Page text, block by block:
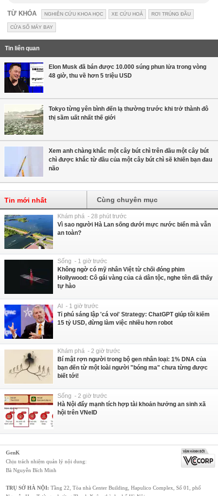
TỪ KHÓA NGHIÊN CỨU KHOA HỌC XE CỨU HOẢ RƠI TRÚNG ĐẦU
CỬA SỔ MÁY BAY
Tin liên quan
Elon Musk đã bán được 10.000 súng phun lửa trong vòng
48 giờ, thu về hơn 5 triệu USD
Tokyo từng yên bình đến lạ thường trước khi trở thành đô
thị sầm uất nhất thế giới
Xem anh chàng khắc một cây bút chì trên đầu một cây bút
chì được khắc từ đầu của một cây bút chì sẽ khiến bạn đau
não
Tin mới nhất Cùng chuyên mục
Khám phá - 28 phút trước
Vì sao người Hà Lan sống dưới mực nước biển mà vẫn
an toàn?
Sống - 1 giờ trước
Không ngờ có mỹ nhân Việt từ chối đóng phim
Hollywood: Cô gái vàng của cả dân tộc, nghe tên đã thấy
tự hào
AI - 1 giờ trước
Tỉ phú sáng lập 'cá voi' Strategy: ChatGPT giúp tôi kiếm
15 tỷ USD, đừng làm việc nhiều hơn robot
Khám phá - 2 giờ trước
Bí mật rợn người trong bộ gen nhân loại: 1% DNA của
bạn đến từ một loài người "bóng ma" chưa từng được
biết tới!
Sống - 2 giờ trước
Hà Nội đẩy mạnh tích hợp tài khoản hưởng an sinh xã
hội trên VNeID
GenK
Chịu trách nhiệm quản lý nội dung:
Bà Nguyễn Bích Minh
TRỤ SỞ HÀ NỘI: Tầng 22, Tòa nhà Center Building, Hapulico Complex, Số 01, phố